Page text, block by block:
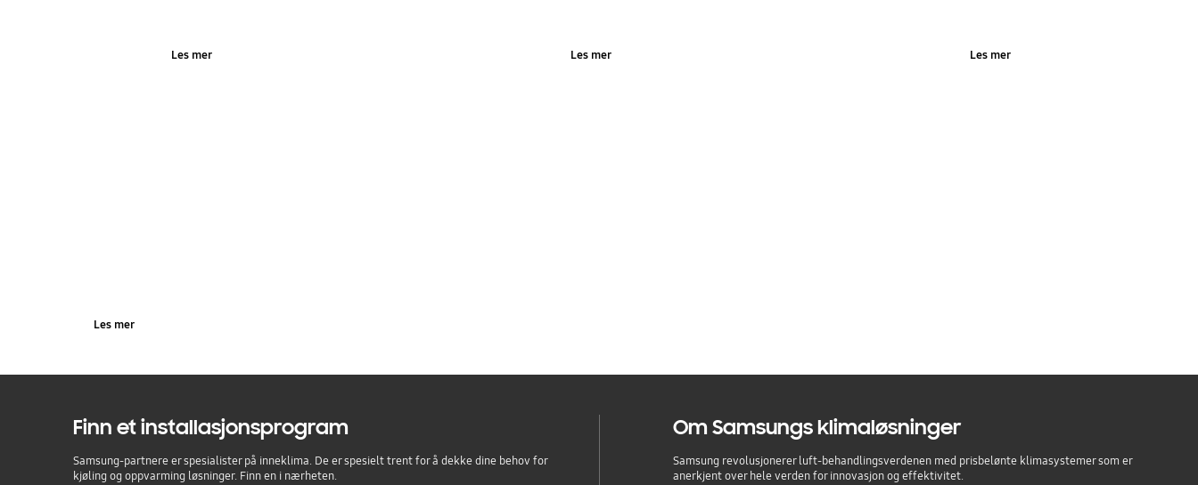
Les mer Les mer Les mer
Les mer
Finn et installasjonsprogram
Samsung-partnere er spesialister på inneklima. De er spesielt trent for å dekke dine behov for
kjøling og oppvarming løsninger. Finn en i nærheten.
Om Samsungs klimaløsninger
Samsung revolusjonerer luft-behandlingsverdenen med prisbelønte klimasystemer som er
anerkjent over hele verden for innovasjon og effektivitet.